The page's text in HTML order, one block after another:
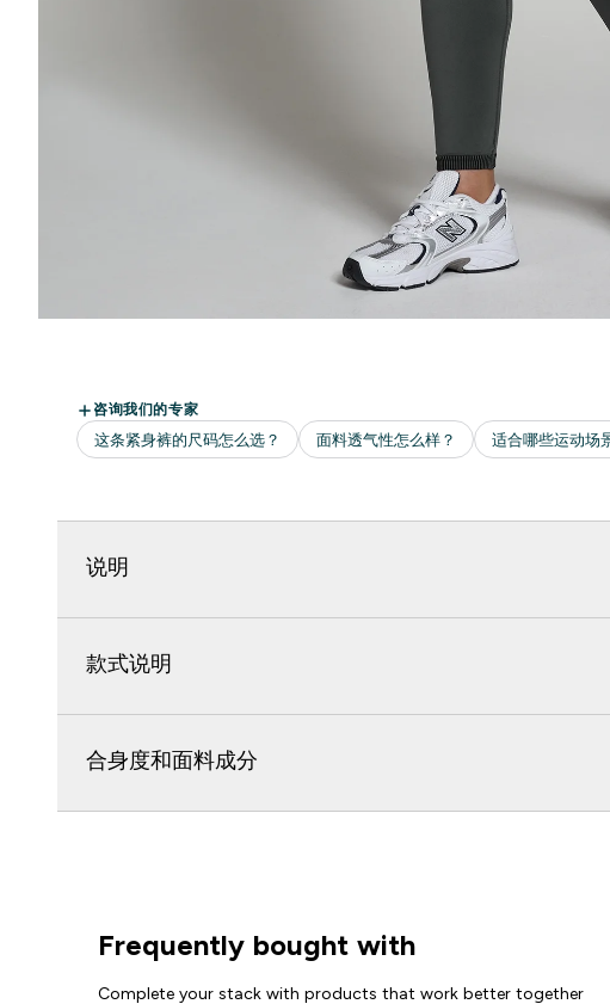
说明
款式说明
合身度和面料成分
Frequently bought with
Complete your stack with products that work better together